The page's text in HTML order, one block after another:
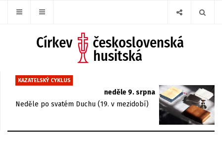
KAZATELSKÝ CYKLUS
neděle 9. srpna
Neděle po svatém Duchu (19. v mezidobí)